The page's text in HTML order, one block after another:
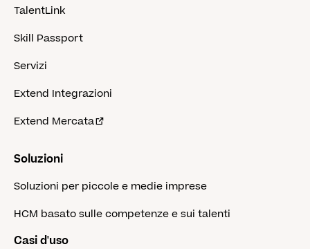
TalentLink
Skill Passport
Servizi
Extend Integrazioni
Extend Mercata
Soluzioni
Soluzioni per piccole e medie imprese
HCM basato sulle competenze e sui talenti
Casi d'uso